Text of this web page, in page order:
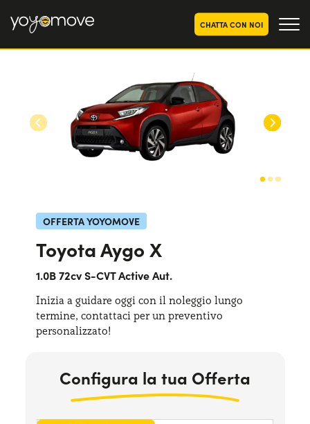
CHATTA CON NOI
OFFERTE NOLEGGIOLUNGO TERMINE
Aziende e P.IVA
OFFERTE NOLEGGIO
AUTO USATE
CHI SIAMO
Lavora con noi
PERCHÉ CONVIENE
SCEGLI UN PAESE
Serve assistenza?
OFFERTA YOYOMOVE
Toyota Aygo X
1.0B 72cv S-CVT Active Aut.
Inizia a guidare oggi con il noleggio lungo
termine, contattaci per un preventivo
personalizzato!
Configura la tua Offerta